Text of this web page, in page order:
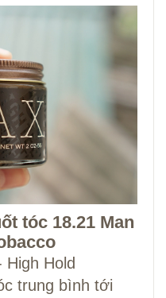
tóc 18.21 Man
Hold
trung bình tới